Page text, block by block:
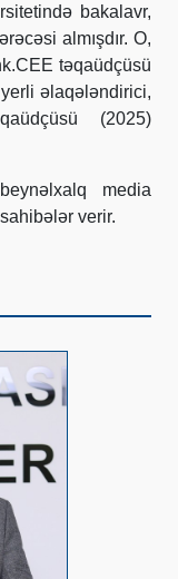
bakalavr,
almışdır. O,
təqaüdçüsü
əlaqələndirici,
(2025)
media
verir.